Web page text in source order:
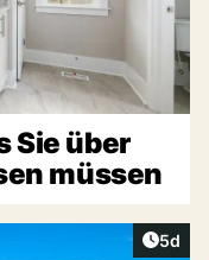
Sie über
müssen
5d